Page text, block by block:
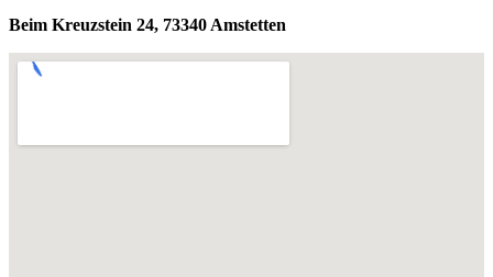
Beim Kreuzstein 24, 73340 Amstetten